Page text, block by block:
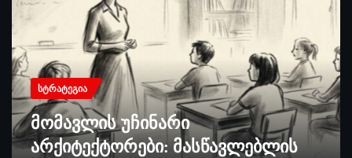
ᲡᲢᲠᲐᲢᲔᲒᲘᲐ
მომავლის უჩინარი
არქიტექტორები: მასწავლებლის